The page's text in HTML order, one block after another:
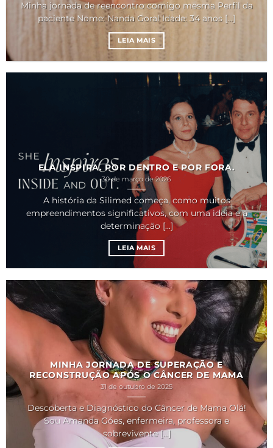
Minha jornada de reencontro comigo mesma Perfil da
paciente Nome: Nanda Goral Idade: 34 anos [...]
LEIA MAIS
ELA INSPIRA. POR DENTRO E POR FORA.
30 de março de 2026
A história da Silimed começa, como muitos
empreendimentos significativos, com uma ideia e a
determinação [...]
LEIA MAIS
MINHA JORNADA DE SUPERAÇÃO E
RECONSTRUÇÃO APÓS O CÂNCER DE MAMA
31 de outubro de 2025
Descoberta e Diagnóstico do Câncer de Mama Olá!
Sou Amanda Góes, enfermeira, professora e
sobrevivente [...]